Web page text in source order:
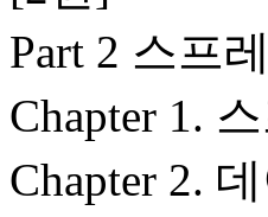
Part 2 스프
Chapter 1.
Chapter 2.